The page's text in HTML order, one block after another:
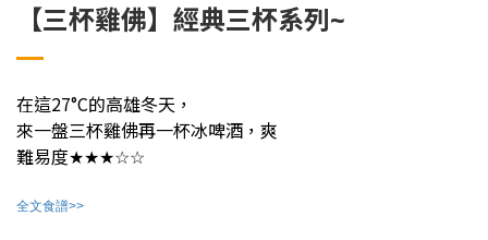
【三杯雞佛】經典三杯系列~
在這27°C的高雄冬天，
來一盤三杯雞佛再一杯冰啤酒，爽
難易度★★★☆☆
全文食譜>>